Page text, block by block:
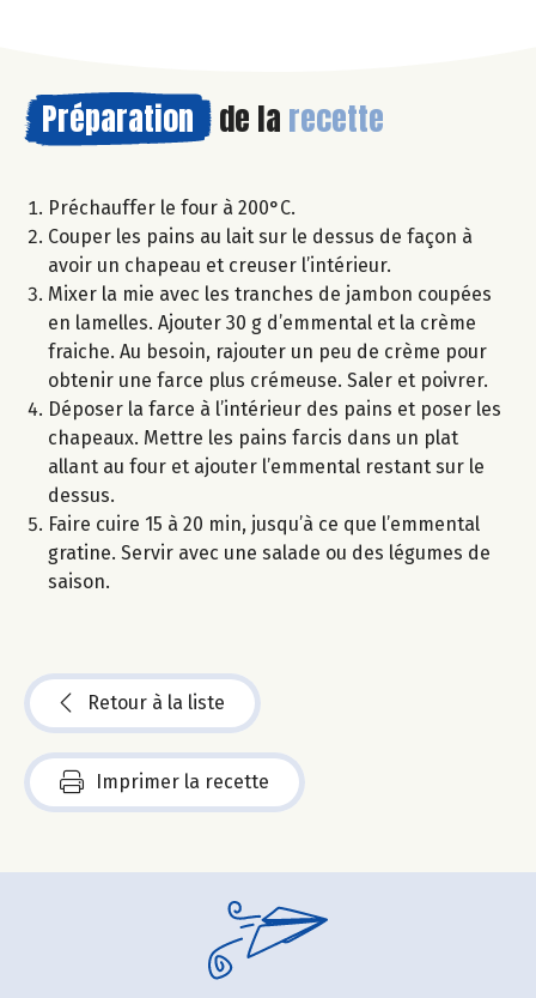
Préparation de la recette
Préchauffer le four à 200°C.
Couper les pains au lait sur le dessus de façon à
avoir un chapeau et creuser l’intérieur.
Mixer la mie avec les tranches de jambon coupées
en lamelles. Ajouter 30 g d’emmental et la crème
fraiche. Au besoin, rajouter un peu de crème pour
obtenir une farce plus crémeuse. Saler et poivrer.
Déposer la farce à l’intérieur des pains et poser les
chapeaux. Mettre les pains farcis dans un plat
allant au four et ajouter l’emmental restant sur le
dessus.
Faire cuire 15 à 20 min, jusqu’à ce que l’emmental
gratine. Servir avec une salade ou des légumes de
saison.
Retour à la liste
Imprimer la recette